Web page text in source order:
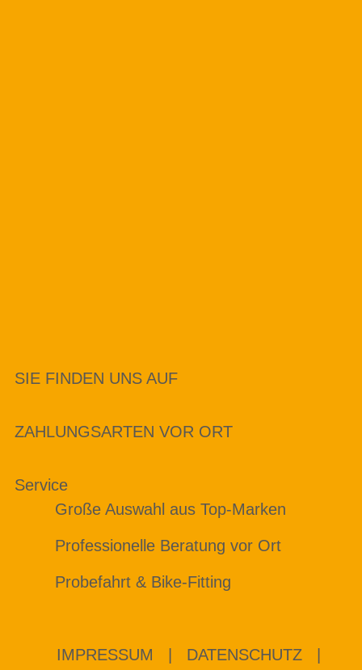
SIE FINDEN UNS AUF
ZAHLUNGSARTEN VOR ORT
Service
Große Auswahl aus Top-Marken
Professionelle Beratung vor Ort
Probefahrt & Bike-Fitting
IMPRESSUM DATENSCHUTZ